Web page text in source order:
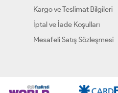
Kargo ve Teslimat Bilgileri
İptal ve İade Koşulları
Mesafeli Satış Sözleşmesi